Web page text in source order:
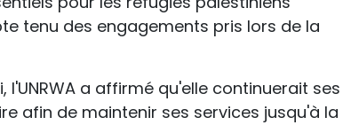
tenu des engagements pris lors de la
a affirmé qu'elle continuerait ses
afin de maintenir ses services jusqu'à la